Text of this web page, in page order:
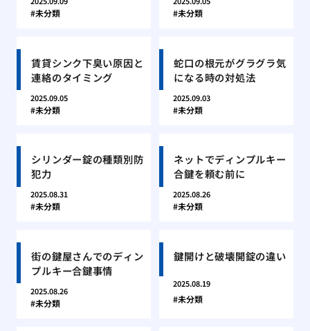
未分類 未分類
賃貸シンク下臭い原因と
連絡のタイミング
2025.09.05
未分類
蛇口の根元がグラグラ気
になる時の対処法
2025.09.03
未分類
シリンダー錠の種類別防
犯力
2025.08.31
未分類
ネットでディンプルキー
合鍵を頼む前に
2025.08.26
未分類
街の鍵屋さんでのディン
プルキー合鍵事情
2025.08.26
未分類
鍵開けと破壊開錠の違い
2025.08.19
未分類